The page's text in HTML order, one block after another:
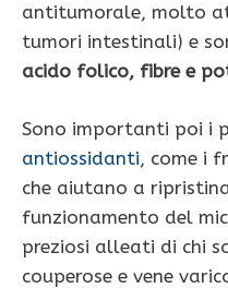
antitumorale, molto
tumori intestinali) e
acido folico, fibre e
Sono importanti poi i
antiossidanti, come i
che aiutano a
funzionamento del
preziosi alleati di chi
couperose e vene